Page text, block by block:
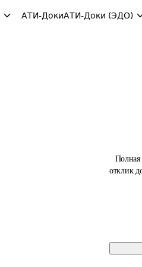
АТИ-ДокиАТИ-Доки (ЭДО)
Полная
отклик